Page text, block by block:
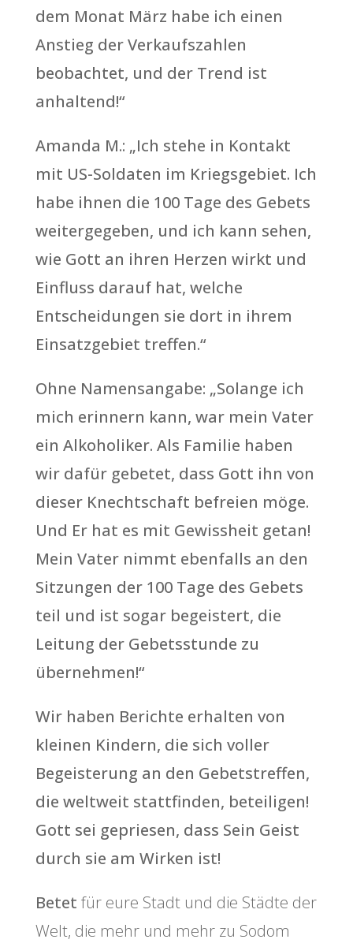
dem Monat März habe ich einen
Anstieg der Verkaufszahlen
beobachtet, und der Trend ist
anhaltend!“
Amanda M.: „Ich stehe in Kontakt
mit US-Soldaten im Kriegsgebiet. Ich
habe ihnen die 100 Tage des Gebets
weitergegeben, und ich kann sehen,
wie Gott an ihren Herzen wirkt und
Einfluss darauf hat, welche
Entscheidungen sie dort in ihrem
Einsatzgebiet treffen.“
Ohne Namensangabe: „Solange ich
mich erinnern kann, war mein Vater
ein Alkoholiker. Als Familie haben
wir dafür gebetet, dass Gott ihn von
dieser Knechtschaft befreien möge.
Und Er hat es mit Gewissheit getan!
Mein Vater nimmt ebenfalls an den
Sitzungen der 100 Tage des Gebets
teil und ist sogar begeistert, die
Leitung der Gebetsstunde zu
übernehmen!“
Wir haben Berichte erhalten von
kleinen Kindern, die sich voller
Begeisterung an den Gebetstreffen,
die weltweit stattfinden, beteiligen!
Gott sei gepriesen, dass Sein Geist
durch sie am Wirken ist!
Betet für eure Stadt und die Städte der
Welt, die mehr und mehr zu Sodom